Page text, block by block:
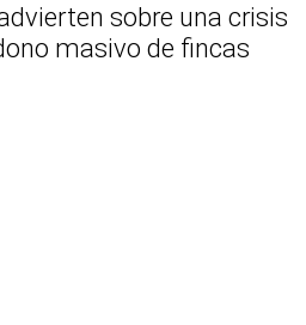
sobre una crisis
masivo de fincas